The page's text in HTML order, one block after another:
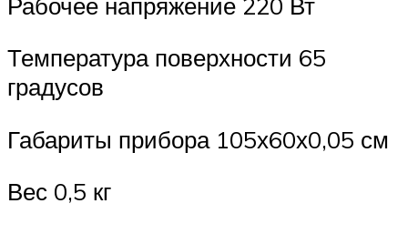
Температура поверхности 65
градусов
Габариты прибора 105х60х0,05 см
Вес 0,5 кг